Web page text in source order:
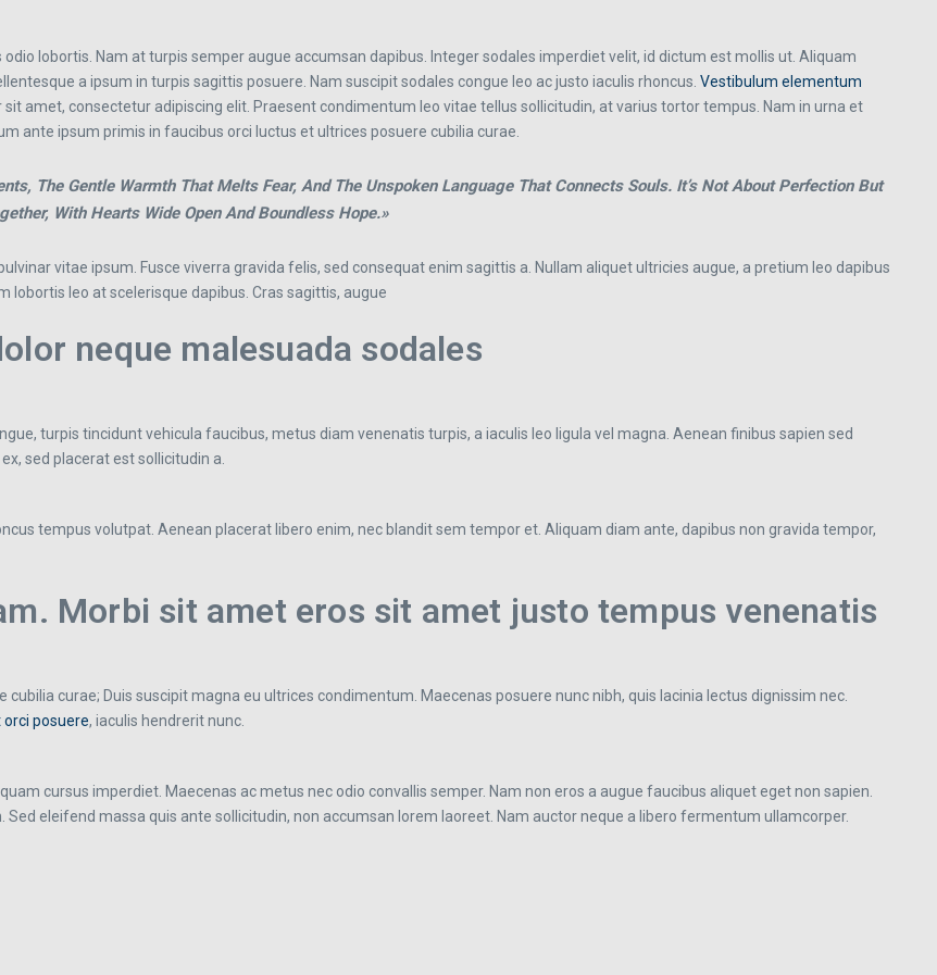
lobortis. Nam at turpis semper augue accumsan dapibus. Integer sodales imperdiet velit, id dictum est mollis ut. Aliquam
a ipsum in turpis sagittis posuere. Nam suscipit sodales congue leo ac justo iaculis rhoncus. Vestibulum elementum
amet, consectetur adipiscing elit. Praesent condimentum leo vitae tellus sollicitudin, at varius tortor tempus. Nam in urna et
ante ipsum primis in faucibus orci luctus et ultrices posuere cubilia curae.
The Gentle Warmth That Melts Fear, And The Unspoken Language That Connects Souls. It’s Not About Perfection But
With Hearts Wide Open And Boundless Hope.»
vitae ipsum. Fusce viverra gravida felis, sed consequat enim sagittis a. Nullam aliquet ultricies augue, a pretium leo dapibus
lobortis leo at scelerisque dapibus. Cras sagittis, augue
neque malesuada sodales
turpis tincidunt vehicula faucibus, metus diam venenatis turpis, a iaculis leo ligula vel magna. Aenean finibus sapien sed
sed placerat est sollicitudin a.
tempus volutpat. Aenean placerat libero enim, nec blandit sem tempor et. Aliquam diam ante, dapibus non gravida tempor,
Morbi sit amet eros sit amet justo tempus venenatis
curae; Duis suscipit magna eu ultrices condimentum. Maecenas posuere nunc nibh, quis lacinia lectus dignissim nec.
posuere, iaculis hendrerit nunc.
quam cursus imperdiet. Maecenas ac metus nec odio convallis semper. Nam non eros a augue faucibus aliquet eget non sapien.
eleifend massa quis ante sollicitudin, non accumsan lorem laoreet. Nam auctor neque a libero fermentum ullamcorper.